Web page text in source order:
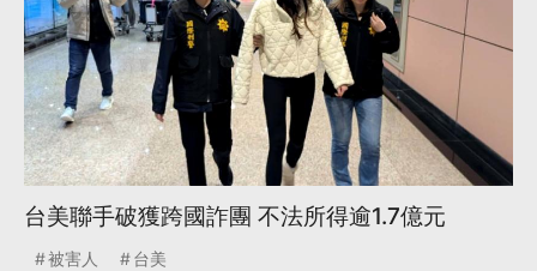
台美聯手破獲跨國詐團 不法所得逾1.7億元
被害人 台美